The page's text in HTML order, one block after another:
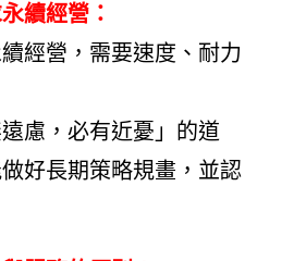
續經營：
經營，需要速度、耐力
慮，必有近憂」的道
好長期策略規畫，並認